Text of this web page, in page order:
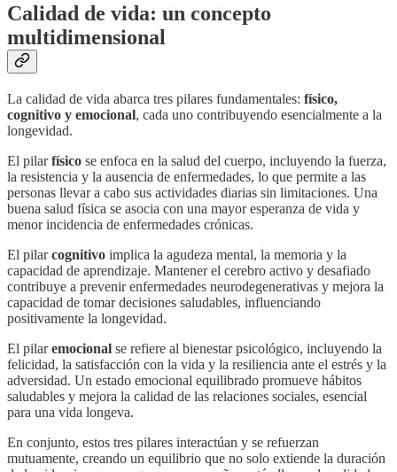
Calidad de vida: un concepto
multidimensional
La calidad de vida abarca tres pilares fundamentales: físico,
cognitivo y emocional, cada uno contribuyendo esencialmente a la
longevidad.
El pilarfísico se enfoca en la salud del cuerpo, incluyendo la fuerza,
la resistencia y la ausencia de enfermedades, lo que permite a las
personas llevar a cabo sus actividades diarias sin limitaciones. Una
buena salud física se asocia con una mayor esperanza de vida y
menor incidencia de enfermedades crónicas.
El pilarcognitivo implica la agudeza mental, la memoria y la
capacidad de aprendizaje. Mantener el cerebro activo y desafiado
contribuye a prevenir enfermedades neurodegenerativas y mejora la
capacidad de tomar decisiones saludables, influenciando
positivamente la longevidad.
El pilaremocional se refiere al bienestar psicológico, incluyendo la
felicidad, la satisfacción con la vida y la resiliencia ante el estrés y la
adversidad. Un estado emocional equilibrado promueve hábitos
saludables y mejora la calidad de las relaciones sociales, esencial
para una vida longeva.
En conjunto, estos tres pilares interactúan y se refuerzan
mutuamente, creando un equilibrio que no solo extiende la duración